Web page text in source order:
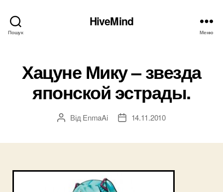
Пошук
HiveMind
Меню
Хацуне Мику – звезда
японской эстрады.
Автор
Від EnmaAi
Дата14.11.2010